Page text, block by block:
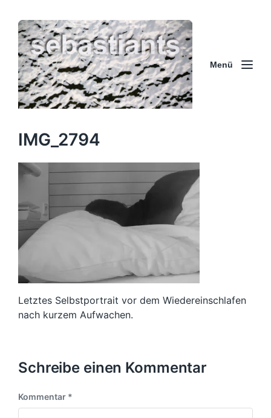
Menü
IMG_2794
Letztes Selbstportrait vor dem Wiedereinschlafen
nach kurzem Aufwachen.
Schreibe einen Kommentar
Kommentar *